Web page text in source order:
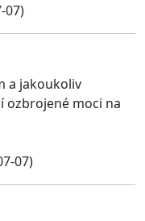
07)
a jakoukoliv
ozbrojené moci na
07)